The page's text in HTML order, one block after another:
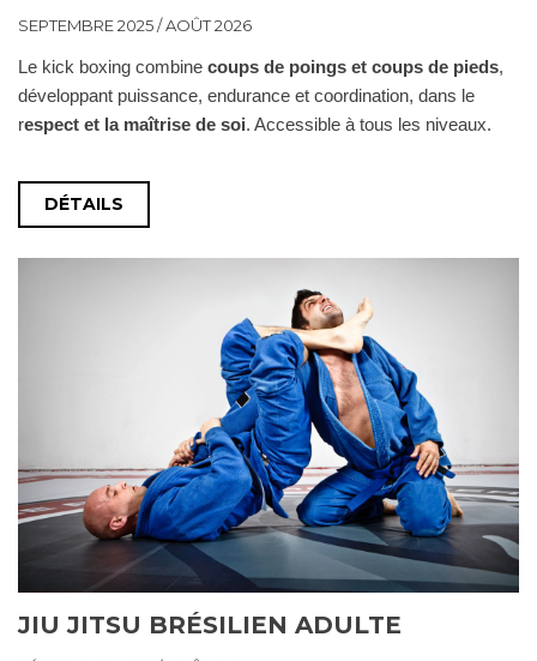
SEPTEMBRE 2025 / AOÛT 2026
Le kick boxing combine coups de poings et coups de pieds,
développant puissance, endurance et coordination, dans le
respect et la maîtrise de soi. Accessible à tous les niveaux.
DÉTAILS
JIU JITSU BRÉSILIEN ADULTE